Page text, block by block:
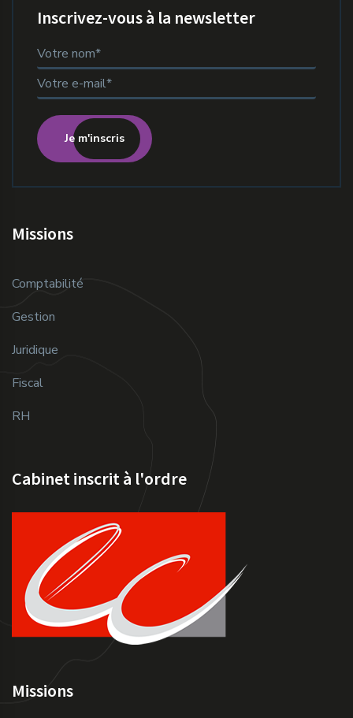
Inscrivez-vous à la newsletter
Je m'inscris
Missions
Comptabilité
Gestion
Juridique
Fiscal
RH
Missions
Cabinet inscrit à l'ordre